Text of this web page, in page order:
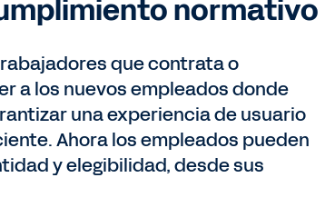
normativo
que contrata o
a los nuevos empleados donde
una experiencia de usuario
Ahora los empleados pueden
y elegibilidad, desde sus